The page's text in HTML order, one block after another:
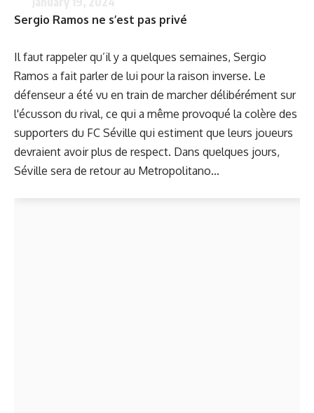
Sergio Ramos ne s’est pas privé
Il faut rappeler qu’il y a quelques semaines, Sergio
Ramos a fait parler de lui pour la raison inverse. Le
défenseur a été vu en train de marcher délibérément sur
l'écusson du rival, ce qui a même provoqué la colère des
supporters du FC Séville qui estiment que leurs joueurs
devraient avoir plus de respect. Dans quelques jours,
Séville sera de retour au Metropolitano...